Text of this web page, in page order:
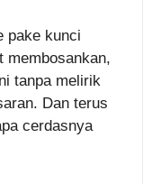
pake kunci
membosankan,
tanpa melirik
Dan terus
cerdasnya